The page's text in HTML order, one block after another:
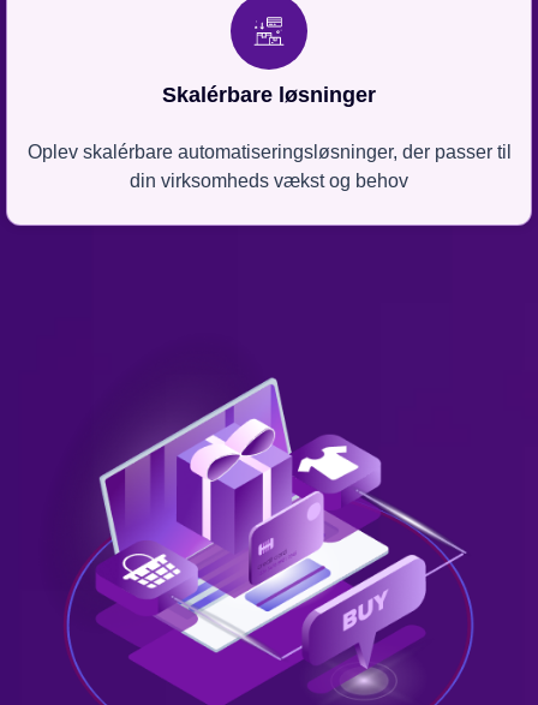
Skalérbare løsninger
Oplev skalérbare automatiseringsløsninger, der passer til
din virksomheds vækst og behov